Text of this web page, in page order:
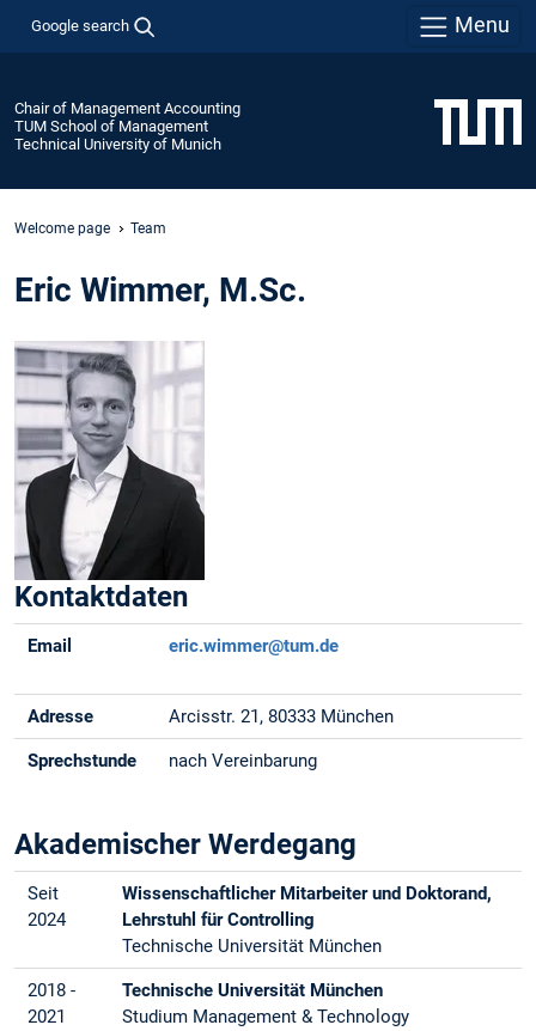
Google search Menu
Chair of Management Accounting
TUM School of Management
Technical University of Munich
Welcome page Team
Eric Wimmer, M.Sc.
Kontaktdaten
Email eric.wimmer@tum.de
Adresse Arcisstr. 21, 80333 München
Sprechstunde nach Vereinbarung
Akademischer Werdegang
Seit
2024
Wissenschaftlicher Mitarbeiter und Doktorand,
Lehrstuhl für Controlling
Technische Universität München
2018 -
2021
Technische Universität München
Studium Management & Technology